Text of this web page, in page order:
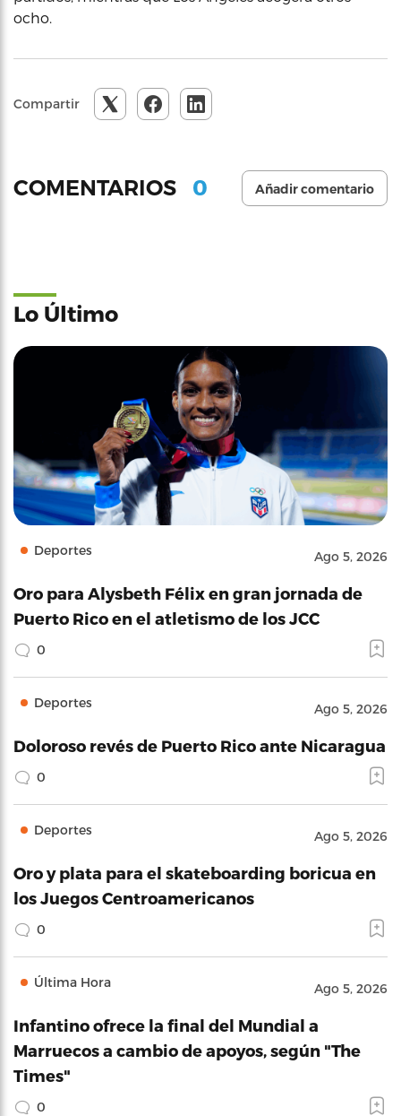
ocho.
Compartir
COMENTARIOS 0 Añadir comentario
Lo Último
Deportes Ago 5, 2026
Oro para Alysbeth Félix en gran jornada de
Puerto Rico en el atletismo de los JCC
0
Deportes Ago 5, 2026
Doloroso revés de Puerto Rico ante Nicaragua
0
Deportes Ago 5, 2026
Oro y plata para el skateboarding boricua en
los Juegos Centroamericanos
0
Última Hora Ago 5, 2026
Infantino ofrece la final del Mundial a
Marruecos a cambio de apoyos, según "The
Times"
0